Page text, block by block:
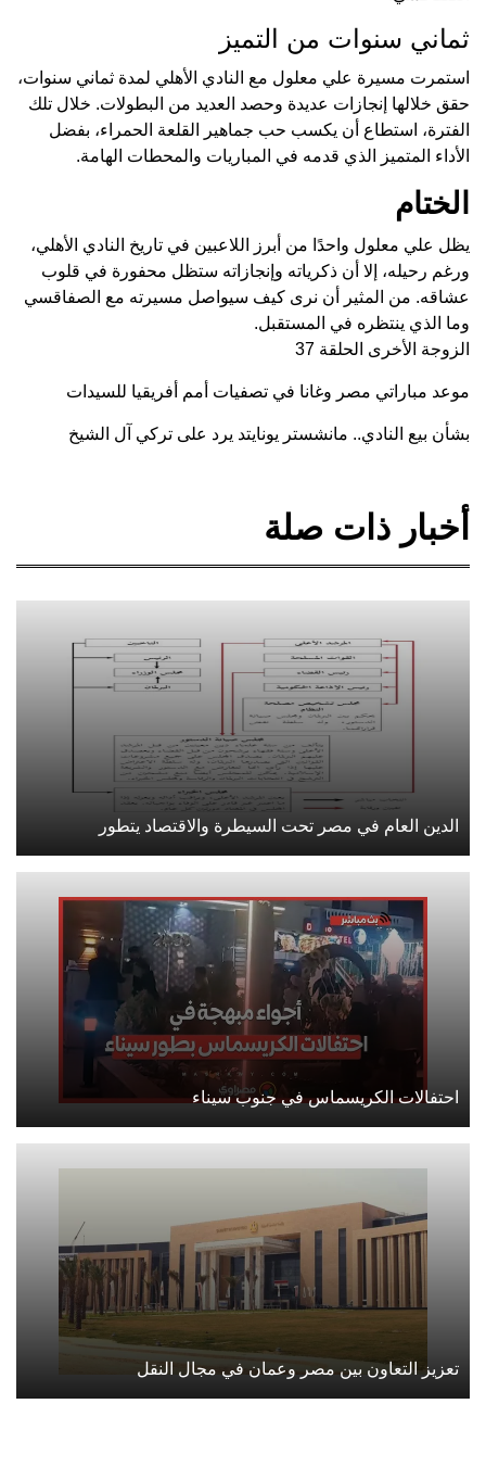
ثماني سنوات من التميز
استمرت مسيرة علي معلول مع النادي الأهلي لمدة ثماني سنوات،
حقق خلالها إنجازات عديدة وحصد العديد من البطولات. خلال تلك
الفترة، استطاع أن يكسب حب جماهير القلعة الحمراء، بفضل
الأداء المتميز الذي قدمه في المباريات والمحطات الهامة.
الختام
يظل علي معلول واحدًا من أبرز اللاعبين في تاريخ النادي الأهلي،
ورغم رحيله، إلا أن ذكرياته وإنجازاته ستظل محفورة في قلوب
عشاقه. من المثير أن نرى كيف سيواصل مسيرته مع الصفاقسي
وما الذي ينتظره في المستقبل.
الزوجة الأخرى الحلقة 37
موعد مباراتي مصر وغانا في تصفيات أمم أفريقيا للسيدات
بشأن بيع النادي.. مانشستر يونايتد يرد على تركي آل الشيخ
أخبار ذات صلة
الدين العام في مصر تحت السيطرة والاقتصاد يتطور
احتفالات الكريسماس في جنوب سيناء
تعزيز التعاون بين مصر وعمان في مجال النقل